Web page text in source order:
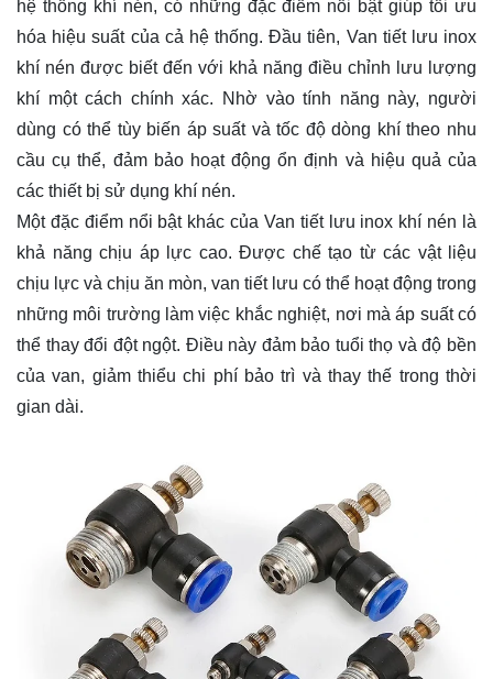
hệ thống khí nén, có những đặc điểm nổi bật giúp tối ưu
hóa hiệu suất của cả hệ thống. Đầu tiên, Van tiết lưu inox
khí nén được biết đến với khả năng điều chỉnh lưu lượng
khí một cách chính xác. Nhờ vào tính năng này, người
dùng có thể tùy biến áp suất và tốc độ dòng khí theo nhu
cầu cụ thể, đảm bảo hoạt động ổn định và hiệu quả của
các thiết bị sử dụng khí nén.
Một đặc điểm nổi bật khác của Van tiết lưu inox khí nén là
khả năng chịu áp lực cao. Được chế tạo từ các vật liệu
chịu lực và chịu ăn mòn, van tiết lưu có thể hoạt động trong
những môi trường làm việc khắc nghiệt, nơi mà áp suất có
thể thay đổi đột ngột. Điều này đảm bảo tuổi thọ và độ bền
của van, giảm thiểu chi phí bảo trì và thay thế trong thời
gian dài.